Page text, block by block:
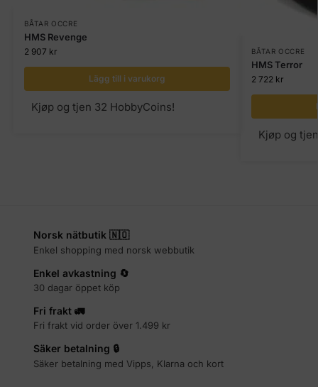
BÅTAR OCCRE
HMS Revenge
2 907 kr
Lägg till i varukorg
Kjøp og tjen 32 HobbyCoins!
BÅTAR OCCRE
HMS Terror
2 722 kr
Kjøp og
Norsk nätbutik 🇳🇴
Enkel shopping med norsk webbutik
Enkel avkastning 🔄
30 dagar öppet köp
Fri frakt 🚛
Fri frakt vid order över 1.499 kr
Säker betalning 🔒
Säker betalning med Vipps, Klarna och kort